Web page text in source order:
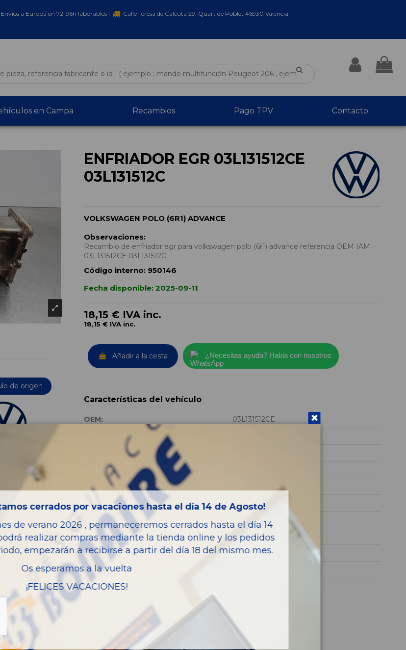
a Europa en 72-96h laborables |
Calle Teresa de Calcuta 29, Quart de Poblet 46930 Valencia
en Campa Recambios Pago TPV Contacto
de origen
ENFRIADOR EGR 03L131512CE
03L131512C
VOLKSWAGEN POLO (6R1) ADVANCE
Observaciones:
Recambio de enfriador egr para volkswagen polo (6r1) advance referencia OEM IAM
03L131512CE 03L131512C
Código interno: 950146
Fecha disponible: 2025-09-11
18,15 € IVA inc.
18,15 € IVA inc.
Añadir a la cesta ¿Necesitas ayuda? Habla con nosotros
Características del vehículo
OEM:
03L131512CE
Año fabricación
Código motor
Bastidor
Color
Combustible
Diesel
Versión
ADVANCE
Potencia
90CV 66KW
Ref.Marca
03L131512C
Modelo
Garantia
cerrados por vacaciones hasta el día 14 de Agosto!
de verano 2026 , permaneceremos cerrados hasta el día 14
realizar compras mediante la tienda online y los pedidos
empezarán a recibirse a partir del día 18 del mismo mes.
Os esperamos a la vuelta
¡FELICES VACACIONES!